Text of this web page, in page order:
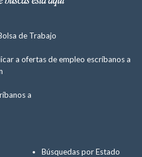
de Trabajo
a ofertas de empleo escríbanos a
a
Búsquedas por Estado